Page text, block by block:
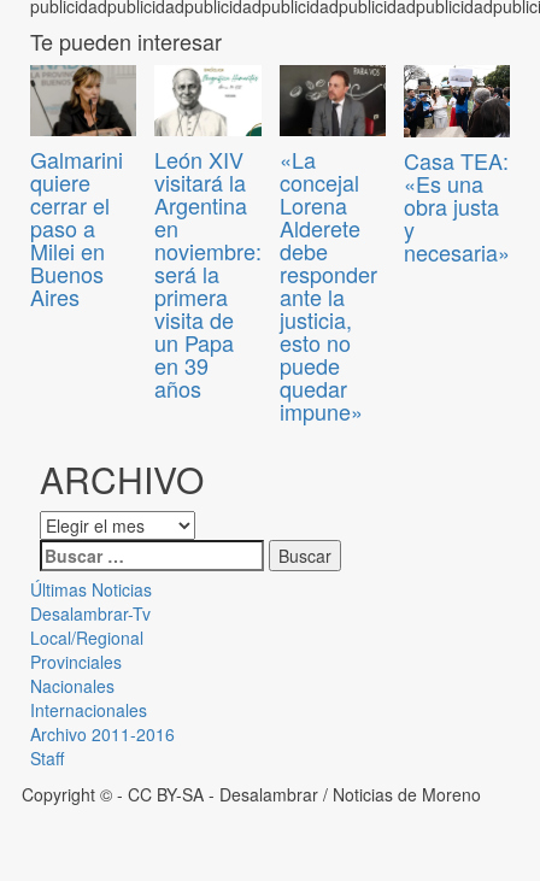
Te pueden interesar
Galmarini
quiere
cerrar el
paso a
Milei en
Buenos
Aires
León XIV
visitará la
Argentina
en
noviembre:
será la
primera
visita de
un Papa
en 39
años
«La
concejal
Lorena
Alderete
debe
responder
ante la
justicia,
esto no
puede
quedar
impune»
Casa TEA:
«Es una
obra justa
y
necesaria»
ARCHIVO
Últimas Noticias
Desalambrar-Tv
Local/Regional
Provinciales
Nacionales
Internacionales
Archivo 2011-2016
Staff
Copyright © - CC BY-SA - Desalambrar / Noticias de Moreno